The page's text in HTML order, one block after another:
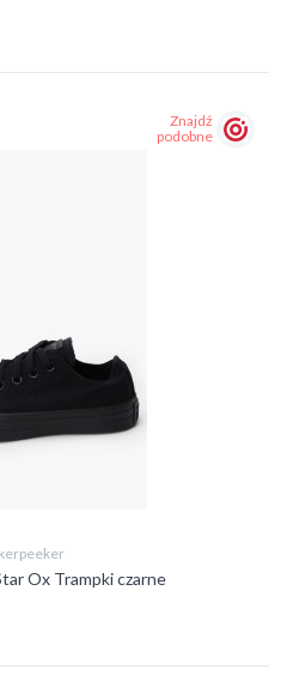
Znajdź
podobne
Ox Trampki czarne